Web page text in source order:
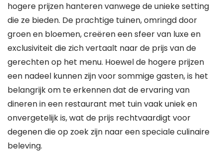
hogere prijzen hanteren vanwege de unieke setting
die ze bieden. De prachtige tuinen, omringd door
groen en bloemen, creëren een sfeer van luxe en
exclusiviteit die zich vertaalt naar de prijs van de
gerechten op het menu. Hoewel de hogere prijzen
een nadeel kunnen zijn voor sommige gasten, is het
belangrijk om te erkennen dat de ervaring van
dineren in een restaurant met tuin vaak uniek en
onvergetelijk is, wat de prijs rechtvaardigt voor
degenen die op zoek zijn naar een speciale culinaire
beleving.